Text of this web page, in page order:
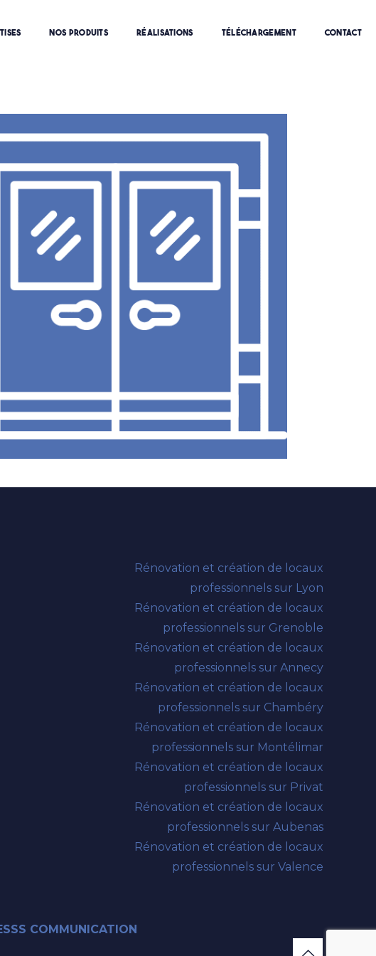
NOS PRODUITS RÉALISATIONS TÉLÉCHARGEMENT CONTACT
Rénovation et création de locaux
professionnels sur Lyon
Rénovation et création de locaux
professionnels sur Grenoble
Rénovation et création de locaux
professionnels sur Annecy
Rénovation et création de locaux
professionnels sur Chambéry
Rénovation et création de locaux
professionnels sur Montélimar
Rénovation et création de locaux
professionnels sur Privat
Rénovation et création de locaux
professionnels sur Aubenas
Rénovation et création de locaux
professionnels sur Valence
COMMUNICATION